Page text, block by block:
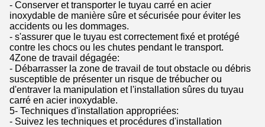
- Conserver et transporter le tuyau carré en acier
inoxydable de manière sûre et sécurisée pour éviter les
accidents ou les dommages.
- s'assurer que le tuyau est correctement fixé et protégé
contre les chocs ou les chutes pendant le transport.
4Zone de travail dégagée:
- Débarrasser la zone de travail de tout obstacle ou débris
susceptible de présenter un risque de trébucher ou
d'entraver la manipulation et l'installation sûres du tuyau
carré en acier inoxydable.
5- Techniques d'installation appropriées:
- Suivez les techniques et procédures d'installation